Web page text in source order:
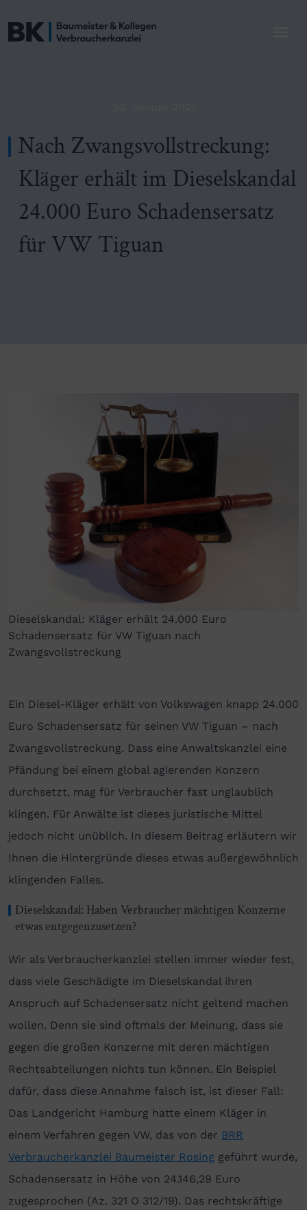
Nach Zwangsvollstreckung:
Kläger erhält im Dieselskandal
24.000 Euro Schadensersatz
für VW Tiguan
Dieselskandal: Kläger erhält 24.000 Euro
Schadensersatz für VW Tiguan nach
Zwangsvollstreckung
Ein Diesel-Kläger erhält von Volkswagen knapp 24.000
Euro Schadensersatz für seinen VW Tiguan – nach
Zwangsvollstreckung. Dass eine Anwaltskanzlei eine
Pfändung bei einem global agierenden Konzern
durchsetzt, mag für Verbraucher fast unglaublich
klingen. Für Anwälte ist dieses juristische Mittel
jedoch nicht unüblich. In diesem Beitrag erläutern wir
Ihnen die Hintergründe dieses etwas außergewöhnlich
klingenden Falles.
Dieselskandal: Haben Verbraucher mächtigen Konzerne
etwas entgegenzusetzen?
Wir als Verbraucherkanzlei stellen immer wieder fest,
dass viele Geschädigte im Dieselskandal ihren
Anspruch auf Schadensersatz nicht geltend machen
wollen. Denn sie sind oftmals der Meinung, dass sie
gegen die großen Konzerne mit deren mächtigen
Rechtsabteilungen nichts tun können. Ein Beispiel
dafür, dass diese Annahme falsch ist, ist dieser Fall:
Das Landgericht Hamburg hatte einem Kläger in
einem Verfahren gegen VW, das von der BRR
Verbraucherkanzlei Baumeister Rosing geführt wurde,
Schadensersatz in Höhe von 24.146,29 Euro
zugesprochen (Az. 321 O 312/19). Das rechtskräftige